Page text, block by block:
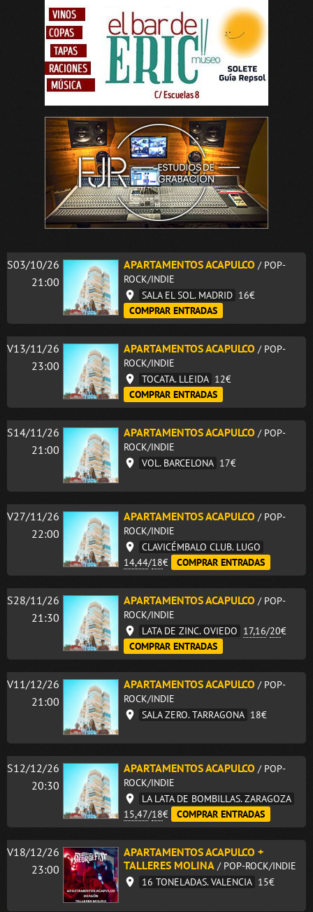
S03/10/26
21:00
APARTAMENTOS ACAPULCO / POP-
ROCK/INDIE
SALA EL SOL. MADRID 16€
COMPRAR ENTRADAS
V13/11/26
23:00
APARTAMENTOS ACAPULCO / POP-
ROCK/INDIE
TOCATA. LLEIDA 12€
COMPRAR ENTRADAS
S14/11/26
21:00
APARTAMENTOS ACAPULCO / POP-
ROCK/INDIE
VOL. BARCELONA 17€
V27/11/26
22:00
APARTAMENTOS ACAPULCO / POP-
ROCK/INDIE
CLAVICÉMBALO CLUB. LUGO
14,44/18€ COMPRAR ENTRADAS
S28/11/26
21:30
APARTAMENTOS ACAPULCO / POP-
ROCK/INDIE
LATA DE ZINC. OVIEDO 17,16/20€
COMPRAR ENTRADAS
V11/12/26
21:00
APARTAMENTOS ACAPULCO / POP-
ROCK/INDIE
SALA ZERO. TARRAGONA 18€
S12/12/26
20:30
APARTAMENTOS ACAPULCO / POP-
ROCK/INDIE
LA LATA DE BOMBILLAS. ZARAGOZA
15,47/18€ COMPRAR ENTRADAS
V18/12/26
23:00
APARTAMENTOS ACAPULCO +
TALLERES MOLINA / POP-ROCK/INDIE
16 TONELADAS. VALENCIA 15€